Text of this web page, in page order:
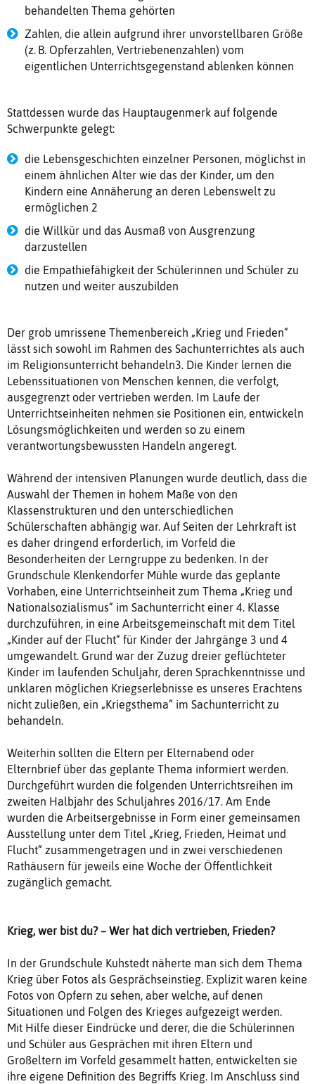
behandelten Thema gehörten
Zahlen, die allein aufgrund ihrer unvorstellbaren Größe
(z. B. Opferzahlen, Vertriebenenzahlen) vom
eigentlichen Unterrichtsgegenstand ablenken können
Stattdessen wurde das Hauptaugenmerk auf folgende
Schwerpunkte gelegt:
die Lebensgeschichten einzelner Personen, möglichst in
einem ähnlichen Alter wie das der Kinder, um den
Kindern eine Annäherung an deren Lebenswelt zu
ermöglichen 2
die Willkür und das Ausmaß von Ausgrenzung
darzustellen
die Empathiefähigkeit der Schülerinnen und Schüler zu
nutzen und weiter auszubilden
Der grob umrissene Themenbereich „Krieg und Frieden“
lässt sich sowohl im Rahmen des Sachunterrichtes als auch
im Religionsunterricht behandeln3. Die Kinder lernen die
Lebenssituationen von Menschen kennen, die verfolgt,
ausgegrenzt oder vertrieben werden. Im Laufe der
Unterrichtseinheiten nehmen sie Positionen ein, entwickeln
Lösungsmöglichkeiten und werden so zu einem
verantwortungsbewussten Handeln angeregt.
Während der intensiven Planungen wurde deutlich, dass die
Auswahl der Themen in hohem Maße von den
Klassenstrukturen und den unterschiedlichen
Schülerschaften abhängig war. Auf Seiten der Lehrkraft ist
es daher dringend erforderlich, im Vorfeld die
Besonderheiten der Lerngruppe zu bedenken. In der
Grundschule Klenkendorfer Mühle wurde das geplante
Vorhaben, eine Unterrichtseinheit zum Thema „Krieg und
Nationalsozialismus“ im Sachunterricht einer 4. Klasse
durchzuführen, in eine Arbeitsgemeinschaft mit dem Titel
„Kinder auf der Flucht“ für Kinder der Jahrgänge 3 und 4
umgewandelt. Grund war der Zuzug dreier geflüchteter
Kinder im laufenden Schuljahr, deren Sprachkenntnisse und
unklaren möglichen Kriegserlebnisse es unseres Erachtens
nicht zuließen, ein „Kriegsthema“ im Sachunterricht zu
behandeln.
Weiterhin sollten die Eltern per Elternabend oder
Elternbrief über das geplante Thema informiert werden.
Durchgeführt wurden die folgenden Unterrichtsreihen im
zweiten Halbjahr des Schuljahres 2016/17. Am Ende
wurden die Arbeitsergebnisse in Form einer gemeinsamen
Ausstellung unter dem Titel „Krieg, Frieden, Heimat und
Flucht“ zusammengetragen und in zwei verschiedenen
Rathäusern für jeweils eine Woche der Öffentlichkeit
zugänglich gemacht.
Krieg, wer bist du? – Wer hat dich vertrieben, Frieden?
In der Grundschule Kuhstedt näherte man sich dem Thema
Krieg über Fotos als Gesprächseinstieg. Explizit waren keine
Fotos von Opfern zu sehen, aber welche, auf denen
Situationen und Folgen des Krieges aufgezeigt werden.
Mit Hilfe dieser Eindrücke und derer, die die Schülerinnen
und Schüler aus Gesprächen mit ihren Eltern und
Großeltern im Vorfeld gesammelt hatten, entwickelten sie
ihre eigene Definition des Begriffs Krieg. Im Anschluss sind